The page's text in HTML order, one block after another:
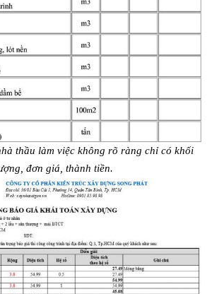
thầu làm việc không rõ ràng chỉ có khối
đơn giá, thành tiền.